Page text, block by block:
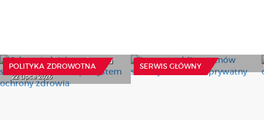
POLITYKA ZDROWOTNA
system ochrony zdrowia
22 Lipca 2026
SERWIS GŁÓWNY
27 Lipca 2026